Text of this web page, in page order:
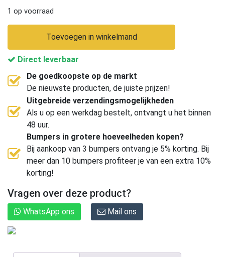
1 op voorraad
Toevoegen in winkelmand
Direct leverbaar
De goedkoopste op de markt
De nieuwste producten, de juiste prijzen!
Uitgebreide verzendingsmogelijkheden
Als u op een werkdag bestelt, ontvangt u het binnen
48 uur.
Bumpers in grotere hoeveelheden kopen?
Bij aankoop van 3 bumpers ontvang je 5% korting. Bij
meer dan 10 bumpers profiteer je van een extra 10%
korting!
Vragen over deze product?
WhatsApp ons Mail ons